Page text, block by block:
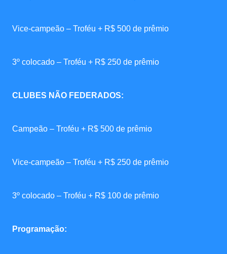
Vice-campeão – Troféu + R$ 500 de prêmio
3º colocado – Troféu + R$ 250 de prêmio
CLUBES NÃO FEDERADOS:
Campeão – Troféu + R$ 500 de prêmio
Vice-campeão – Troféu + R$ 250 de prêmio
3º colocado – Troféu + R$ 100 de prêmio
Programação: